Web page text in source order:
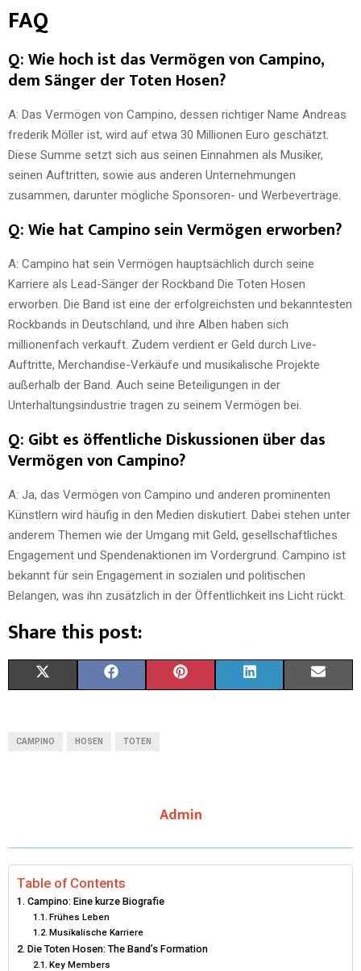
FAQ
Q: Wie hoch ist das Vermögen von Campino,
dem Sänger der Toten Hosen?
A: Das Vermögen von Campino, dessen richtiger Name Andreas
frederik Möller ist, wird auf etwa 30 Millionen Euro geschätzt.
Diese Summe setzt sich aus seinen Einnahmen als Musiker,
seinen Auftritten, sowie aus anderen Unternehmungen
zusammen, darunter mögliche Sponsoren- und Werbeverträge.
Q: Wie hat Campino sein Vermögen erworben?
A: Campino hat sein Vermögen hauptsächlich durch seine
Karriere als Lead-Sänger der Rockband Die Toten Hosen
erworben. Die Band ist eine der erfolgreichsten und bekanntesten
Rockbands in Deutschland, und ihre Alben haben sich
millionenfach verkauft. Zudem verdient er Geld durch Live-
Auftritte, Merchandise-Verkäufe und musikalische Projekte
außerhalb der Band. Auch seine Beteiligungen in der
Unterhaltungsindustrie tragen zu seinem Vermögen bei.
Q: Gibt es öffentliche Diskussionen über das
Vermögen von Campino?
A: Ja, das Vermögen von Campino und anderen prominenten
Künstlern wird häufig in den Medien diskutiert. Dabei stehen unter
anderem Themen wie der Umgang mit Geld, gesellschaftliches
Engagement und Spendenaktionen im Vordergrund. Campino ist
bekannt für sein Engagement in sozialen und politischen
Belangen, was ihn zusätzlich in der Öffentlichkeit ins Licht rückt.
Share this post:
T
E
R
)
O
R
E I
CAMPINO HOSEN TOTEN
Admin
Table of Contents
Campino: Eine kurze Biografie
Frühes Leben
Musikalische Karriere
Die Toten Hosen: The Band’s Formation
Key Members